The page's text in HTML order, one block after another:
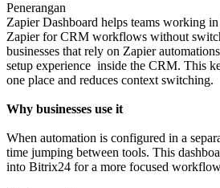
Penerangan
Zapier Dashboard helps teams working
Zapier for CRM workflows without
businesses that rely on Zapier
setup experience inside the CRM. This
one place and reduces context switching.
Why businesses use it
When automation is configured in a
time jumping between tools. This
into Bitrix24 for a more focused